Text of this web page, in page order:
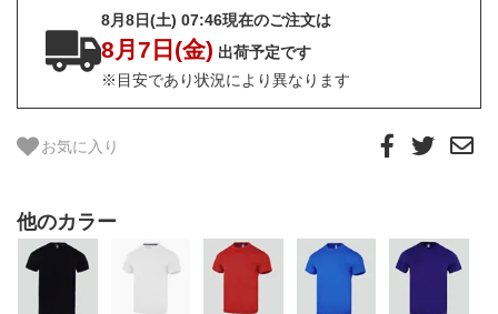
8月8日(土) 07:46現在のご注文は
8月7日(金) 出荷予定です
※目安であり状況により異なります
お気に入り
他のカラー